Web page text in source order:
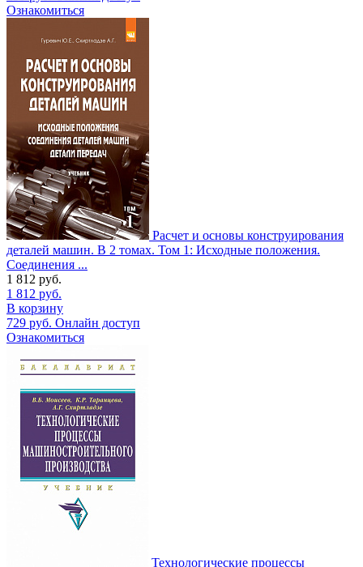
Ознакомиться
Расчет и основы конструирования
деталей машин. В 2 томах. Том 1: Исходные положения.
Соединения ...
1 812 руб.
1 812 руб.
В корзину
729 руб. Онлайн доступ
Ознакомиться
Технологические процессы